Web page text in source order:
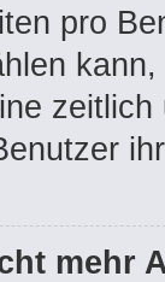
pro
mehr